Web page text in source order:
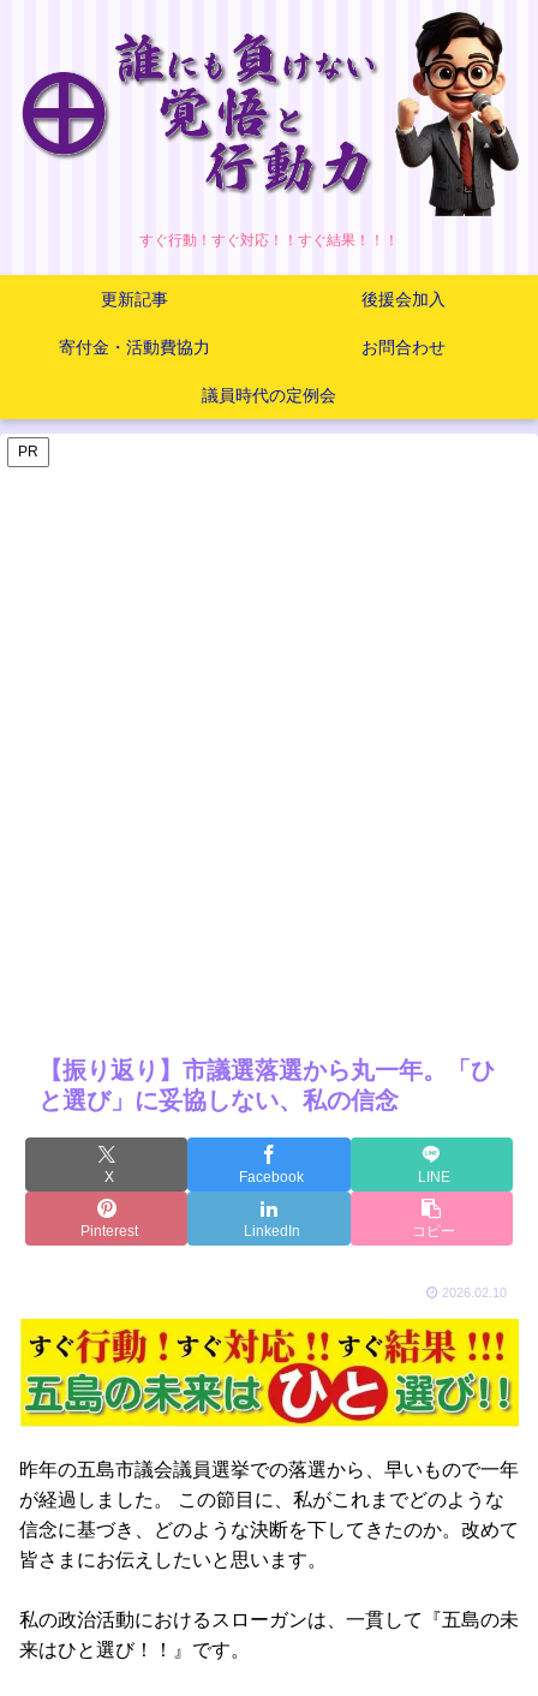
すぐ行動！すぐ対応！！すぐ結果！！！
更新記事 後援会加入
寄付金・活動費協力 お問合わせ
議員時代の定例会
PR
【振り返り】市議選落選から丸一年。「ひ
と選び」に妥協しない、私の信念
X Facebook LINE
Pinterest LinkedIn コピー
2026.02.10
昨年の五島市議会議員選挙での落選から、早いもので一年
が経過しました。 この節目に、私がこれまでどのような
信念に基づき、どのような決断を下してきたのか。改めて
皆さまにお伝えしたいと思います。
私の政治活動におけるスローガンは、一貫して『五島の未
来はひと選び！！』です。